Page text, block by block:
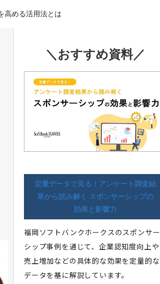
高める活用法とは
＼おすすめ資料／
定量データで見る！アンケート調査結
果から読み解く スポンサーシップの
効果と影響力
福岡ソフトバンクホークスのスポンサー
シップ事例を通じて、企業認知度向上や
売上増加などの具体的な効果を定量的な
データを基に解説しています。